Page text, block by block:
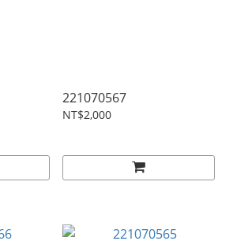
221070567
NT$2,000